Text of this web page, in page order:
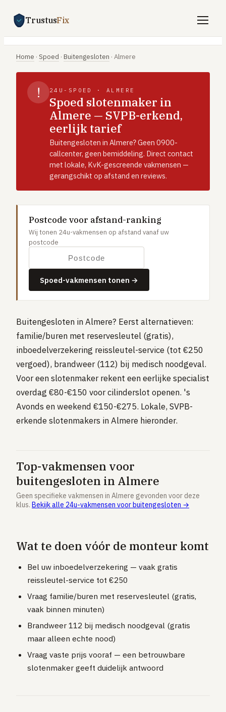
TrustusFix
Gratis offertes aanvragen
Vind een vakman
Klussen
SPOED 24/7
CV-storing
Airco-storing
Warmtepomp-storing
Afvoer verstopt
Gaslucht
Buitengesloten
VERBOUW
Badkamer renovatie
Keuken vervangen
Dakkapel plaatsen
Dak renovatie
TUIN
Tuin aanleg of renovatie
VERWARMING & KLIMAAT
CV-ketel vervangen
Airco installeren
Thermostaat installeren
Spouwmuur isoleren
ELEKTRA
Groepenkast vervangen
Elektra uitbreiden
Volledig overzicht — alle 23 klussen & prijsranges →
23 klussen · publieke ranking
Tools
Home · Spoed · Buitengesloten · Almere
! 24U-SPOED · ALMERE
Spoed slotenmaker in
Almere — SVPB-erkend,
eerlijk tarief
Buitengesloten in Almere? Geen 0900-
callcenter, geen bemiddeling. Direct contact
met lokale, KvK-gescreende vakmensen —
gerangschikt op afstand en reviews.
Postcode voor afstand-ranking
Wij tonen 24u-vakmensen op afstand vanaf uw
postcode
Spoed-vakmensen tonen →
Buitengesloten in Almere? Eerst alternatieven:
familie/buren met reservesleutel (gratis),
inboedelverzekering reissleutel-service (tot €250
vergoed), brandweer (112) bij medisch noodgeval.
Voor een slotenmaker rekent een eerlijke specialist
overdag €80-€150 voor cilinderslot openen. 's
Avonds en weekend €150-€275. Lokale, SVPB-
erkende slotenmakers in Almere hieronder.
Top-vakmensen voor
buitengesloten in Almere
Geen specifieke vakmensen in Almere gevonden voor deze
klus. Bekijk alle 24u-vakmensen voor buitengesloten →
Wat te doen vóór de monteur komt
Bel uw inboedelverzekering — vaak gratis
reissleutel-service tot €250
Vraag familie/buren met reservesleutel (gratis,
vaak binnen minuten)
Brandweer 112 bij medisch noodgeval (gratis
maar alleen echte nood)
Vraag vaste prijs vooraf — een betrouwbare
slotenmaker geeft duidelijk antwoord